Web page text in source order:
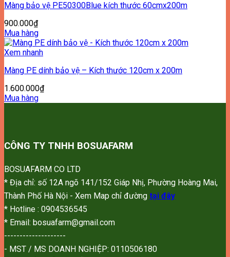
Màng bảo vệ PE50300Blue kích thước 60cmx200m
900.000₫
Mua hàng
Xem nhanh
Màng PE dính bảo vệ – Kích thước 120cm x 200m
1.600.000₫
Mua hàng
CÔNG TY TNHH BOSUAFARM
BOSUAFARM CO LTD
* Địa chỉ: số 12A ngõ 141/152 Giáp Nhị, Phường Hoàng Mai,
Thành Phố Hà Nội - Xem Map chỉ đường tại đây
* Hotline : 0904536545
* Email: bosuafarm@gmail.com
--------------------
- MST / MS DOANH NGHIỆP: 0110506180